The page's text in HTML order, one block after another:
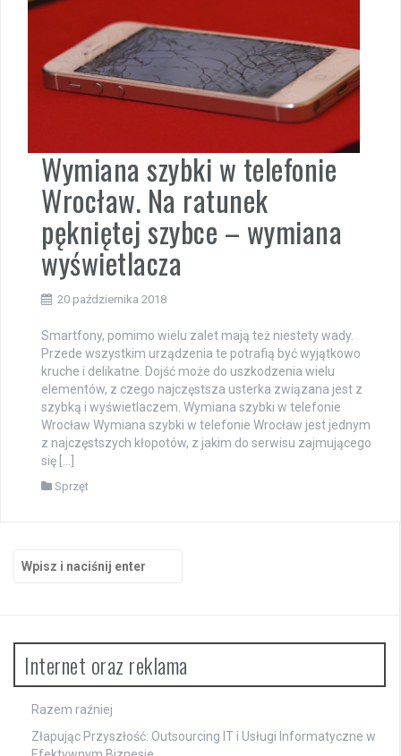
Wymiana szybki w telefonie
Wrocław. Na ratunek
pękniętej szybce – wymiana
wyświetlacza
20 października 2018
Smartfony, pomimo wielu zalet mają też niestety wady.
Przede wszystkim urządzenia te potrafią być wyjątkowo
kruche i delikatne. Dojść może do uszkodzenia wielu
elementów, z czego najczęstsza usterka związana jest z
szybką i wyświetlaczem. Wymiana szybki w telefonie
Wrocław Wymiana szybki w telefonie Wrocław jest jednym
z najczęstszych kłopotów, z jakim do serwisu zajmującego
się […]
Sprzęt
Internet oraz reklama
Razem raźniej
Złapując Przyszłość: Outsourcing IT i Usługi Informatyczne w